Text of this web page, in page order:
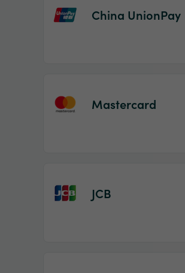
China UnionPay
Mastercard
JCB